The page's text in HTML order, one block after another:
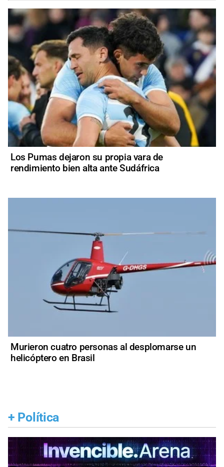
Los Pumas dejaron su propia vara de
rendimiento bien alta ante Sudáfrica
Murieron cuatro personas al desplomarse un
helicóptero en Brasil
+ Política